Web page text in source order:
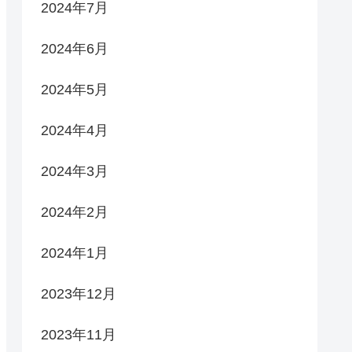
2024年7月
2024年6月
2024年5月
2024年4月
2024年3月
2024年2月
2024年1月
2023年12月
2023年11月